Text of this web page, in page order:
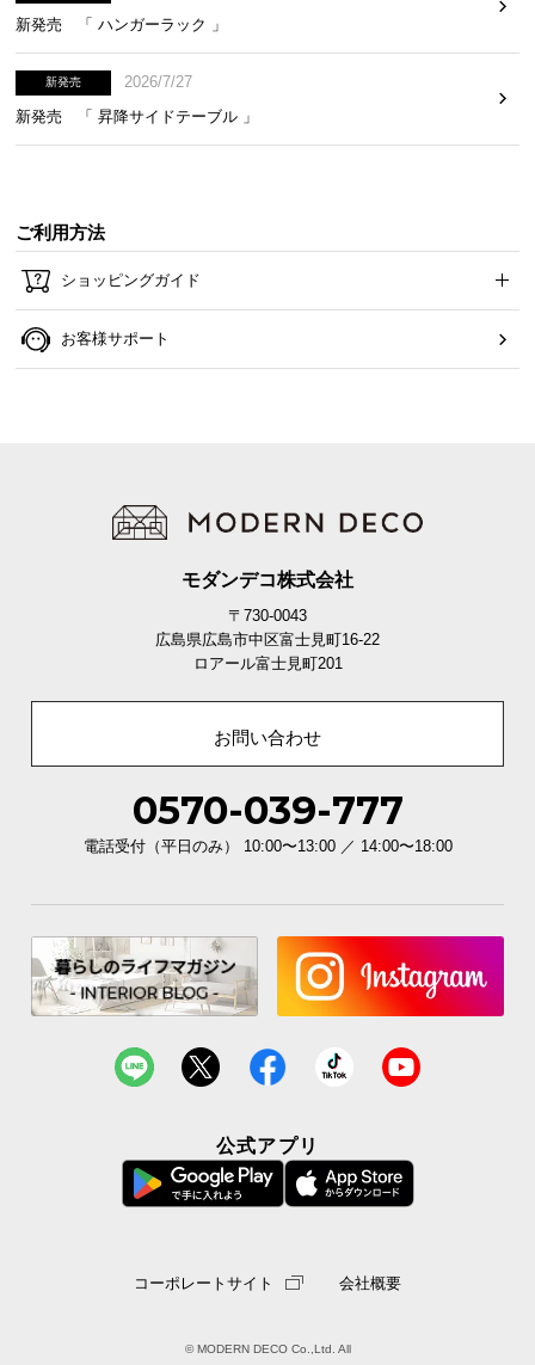
コイル配列 交互配列
平行配列と交互配列の違い
ソフトな寝心地
コイル同士の接点が少なく柔軟
安定感のある寝心地
コイル同士の接点が多く安定
コイルが独立した状態で敷き詰められ、隣接するコ
イルへの振動が伝わりにくい構造です。
寝返りの振動を軽減
新発売 「 ハンガーラック 」
新発売
2026/7/27
新発売 「 昇降サイドテーブル 」
ご利用方法
ショッピングガイド
お客様サポート
モダンデコ株式会社
〒730-0043
広島県広島市中区富士見町16-22
ロアール富士見町201
お問い合わせ
0570-039-777
電話受付（平日のみ） 10:00〜13:00 ／ 14:00〜18:00
公式アプリ
コーポレートサイト 会社概要
© MODERN DECO Co.,Ltd. All